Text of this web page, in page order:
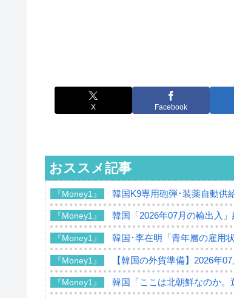
X Facebook
おススメ記事
『Money1』 韓国K9専用砲弾･装薬自動供
『Money1』 韓国「2026年07月の輸出入
『Money1』 韓国･李在明「青年層の雇用
『Money1』 【韓国の外貨準備】2026年
『Money1』 韓国「ここは北朝鮮なのか。